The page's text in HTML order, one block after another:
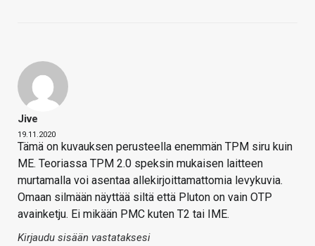
Jive
19.11.2020
Tämä on kuvauksen perusteella enemmän TPM siru kuin
ME. Teoriassa TPM 2.0 speksin mukaisen laitteen
murtamalla voi asentaa allekirjoittamattomia levykuvia.
Omaan silmään näyttää siltä että Pluton on vain OTP
avainketju. Ei mikään PMC kuten T2 tai IME.
Kirjaudu sisään vastataksesi